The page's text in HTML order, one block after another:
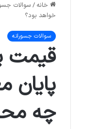
خانه /سوالات
خواهد بود؟
سوالات جسورانه
قیمت
چه